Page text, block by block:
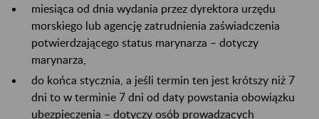
miesiąca od dnia wydania przez dyrektora urzędu
morskiego lub agencję zatrudnienia zaświadczenia
potwierdzającego status marynarza – dotyczy
marynarza,
do końca stycznia, a jeśli termin ten jest krótszy niż 7
dni to w terminie 7 dni od daty powstania obowiązku
ubezpieczenia – dotyczy osób prowadzących